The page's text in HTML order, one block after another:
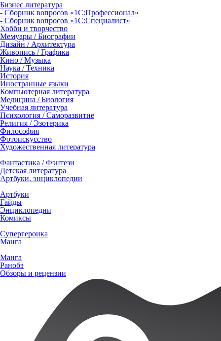
Бизнес литература
- Сборник вопросов «1С:Профессионал»
- Сборник вопросов «1С:Специалист»
Хобби и творчество
Мемуары / Биографии
Дизайн / Архитектура
Живопись / Графика
Кино / Музыка
Наука / Техника
История
Иностранные языки
Компьютерная литература
Медицина / Биология
Учебная литература
Психология / Саморазвитие
Религия / Эзотерика
Философия
Фотоискусство
Художественная литература
Фантастика / Фэнтези
Детская литература
Артбуки, энциклопедии
Артбуки
Гайды
Энциклопедии
Комиксы
Супергероика
Манга
Манга
Ранобэ
Обзоры и рецензии